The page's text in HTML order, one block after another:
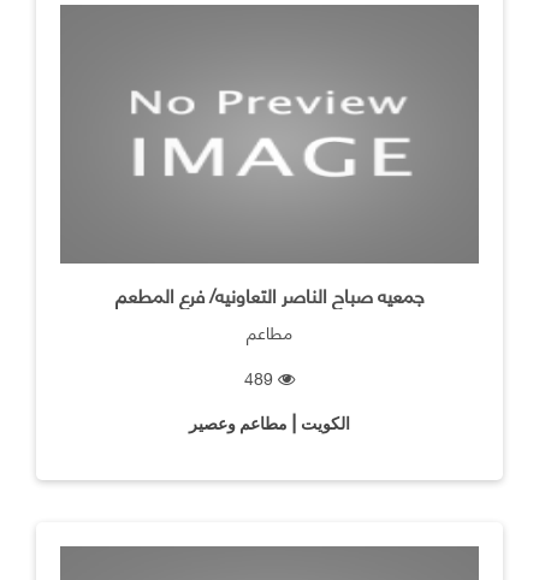
جمعيه صباح الناصر التعاونيه/ فرع المطعم
مطاعم
الكويت | مطاعم وعصير